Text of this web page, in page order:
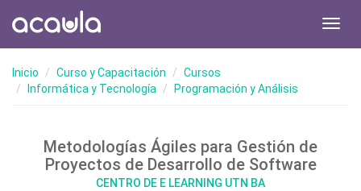
Inicio Curso y Capacitación
Cursos
Informática y Tecnología
Programación y Análisis
Metodologías Ágiles para Gestión de
Proyectos de Desarrollo de Software
CENTRO DE E LEARNING UTN BA